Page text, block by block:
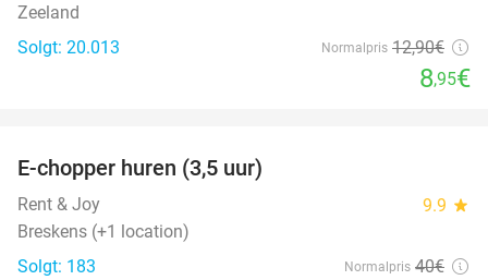
Zeeland
Solgt: 20.013
Normalpris 12,90€
8,95€
E-chopper huren (3,5 uur)
Rent & Joy 9.9 star
Breskens (+1 location)
Solgt: 183
Normalpris 40€